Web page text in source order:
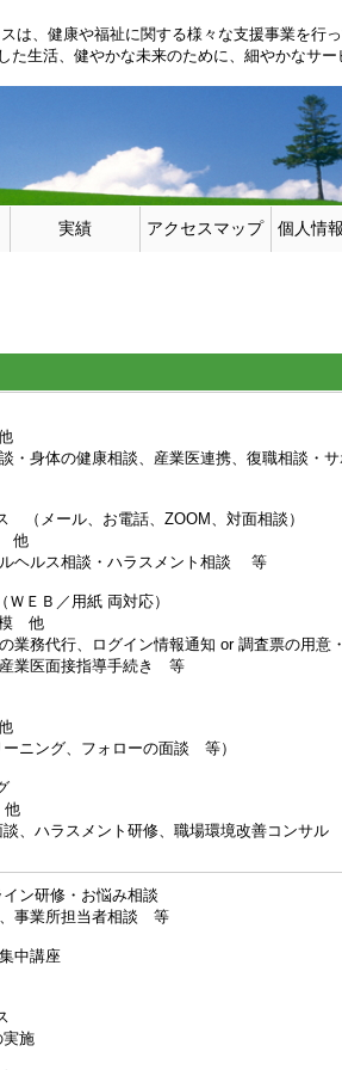
は、健康や福祉に関する様々な支援事業を行っ
た生活、健やかな未来のために、細やかなサー
実績 アクセスマップ 個人情
の健康相談、産業医連携、復職相談・サ
（メール、お電話、ZOOM、対面相談）
他
ス相談・ハラスメント相談 等
ＥＢ／用紙 両対応）
他
行、ログイン情報通知 or 調査票の用意・
医面接指導手続き 等
グ、フォローの面談 等）
ラスメント研修、職場環境改善コンサル
ン研修・お悩み相談
業所担当者相談 等
中講座
施